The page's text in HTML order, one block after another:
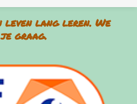
leven lang leren. We
graag.